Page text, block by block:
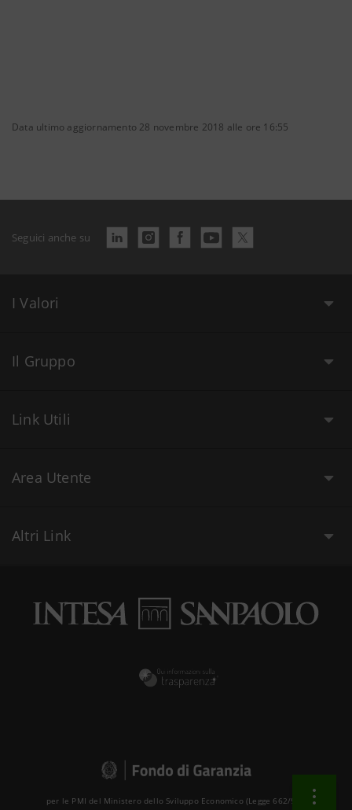
Data ultimo aggiornamento 28 novembre 2018 alle ore 16:55
Seguici anche su
I Valori
Il Gruppo
Link Utili
Area Utente
Altri Link
per le PMI del Ministero dello Sviluppo Economico (Legge 662/96 )